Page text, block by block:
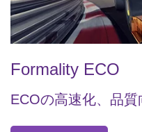
Formality ECO
ECOの高速化、品